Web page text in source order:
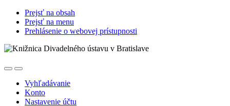
Prejsť na obsah
Prejsť na menu
Prehlásenie o webovej prístupnosti
Vyhľadávanie
Konto
Nastavenie účtu